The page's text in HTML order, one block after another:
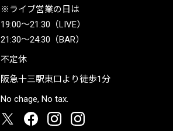
※ライブ営業の日は
19:00〜21:30（LIVE）
21:30〜24:30（BAR）
不定休
阪急十三駅東口より徒歩1分
No chage, No tax.